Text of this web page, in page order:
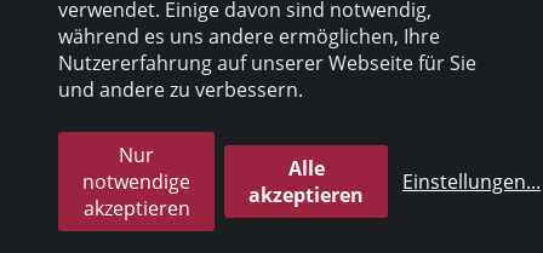
© 2026 inter pares Sozialholding GmbH
Datenschutz|Impressum
die profilschmiede - Internetagentur
verwendet. Einige davon sind notwendig,
während es uns andere ermöglichen, Ihre
Nutzererfahrung auf unserer Webseite für Sie
und andere zu verbessern.
Nur
notwendige
akzeptieren
Alle
akzeptieren
Einstellungen...